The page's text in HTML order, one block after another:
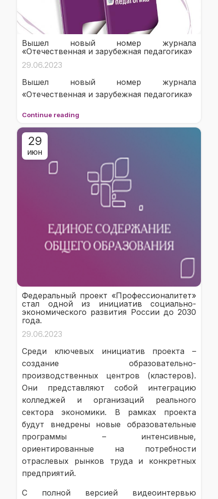
Вышел новый номер журнала
«Отечественная и зарубежная педагогика»
29.06.2023
Вышел новый номер журнала
«Отечественная и зарубежная педагогика»
Continue reading
29
ИЮН
Федеральный проект «Профессионалитет»
стал одной из инициатив социально-
экономического развития России до 2030
года.
29.06.2023
Среди ключевых инициатив проекта –
создание образовательно-
производственных центров (кластеров).
Они представляют собой интеграцию
колледжей и организаций реального
сектора экономики. В рамках проекта
будут внедрены новые образовательные
программы – интенсивные,
ориентированные на потребности
отраслевых рынков труда и конкретных
предприятий.
С полной версией видеоинтервью